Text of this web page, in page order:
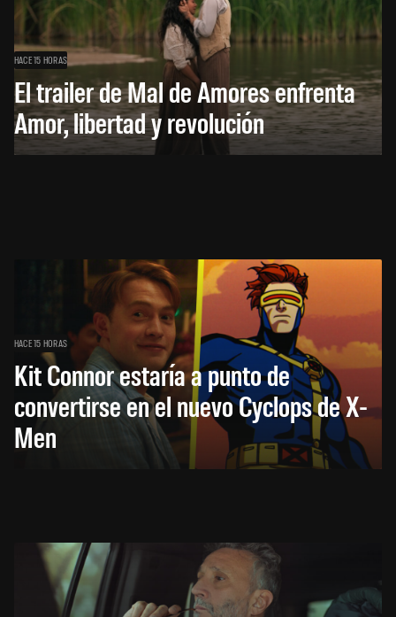
HACE 15 HORAS
El trailer de Mal de Amores enfrenta
Amor, libertad y revolución
HACE 15 HORAS
Kit Connor estaría a punto de
convertirse en el nuevo Cyclops de X-
Men